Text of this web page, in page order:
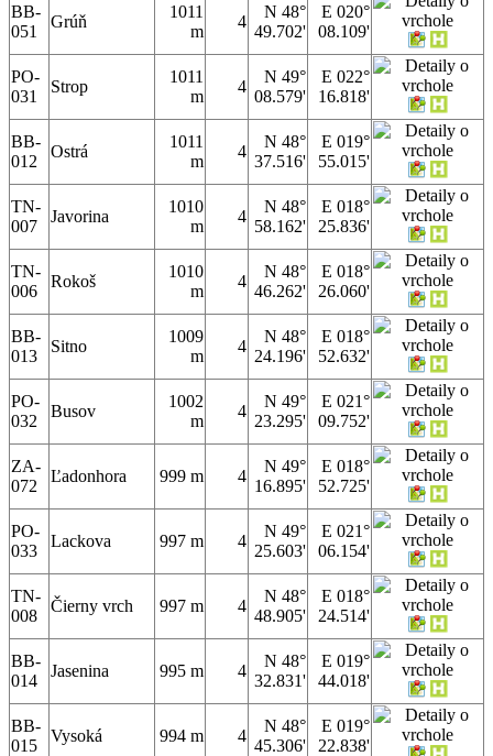
BB-
051
Grúň
1011
m
4
N 48°
49.702'
E 020°
08.109'
PO-
031
Strop
1011
m
4
N 49°
08.579'
E 022°
16.818'
BB-
012
Ostrá
1011
m
4
N 48°
37.516'
E 019°
55.015'
TN-
007
Javorina
1010
m
4
N 48°
58.162'
E 018°
25.836'
TN-
006
Rokoš
1010
m
4
N 48°
46.262'
E 018°
26.060'
BB-
013
Sitno
1009
m
4
N 48°
24.196'
E 018°
52.632'
PO-
032
Busov
1002
m
4
N 49°
23.295'
E 021°
09.752'
ZA-
072
Ľadonhora 999 m 4
N 49°
16.895'
E 018°
52.725'
PO-
033
Lackova 997 m 4
N 49°
25.603'
E 021°
06.154'
TN-
008
Čierny vrch 997 m 4
N 48°
48.905'
E 018°
24.514'
BB-
014
Jasenina 995 m 4
N 48°
32.831'
E 019°
44.018'
BB-
015
Vysoká 994 m 4
N 48°
45.306'
E 019°
22.838'